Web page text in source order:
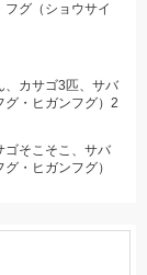
グ（ショウサイ
、カサゴ3匹、サバ
グ・ヒガンフグ）2
ゴそこそこ、サバ
・ヒガンフグ）